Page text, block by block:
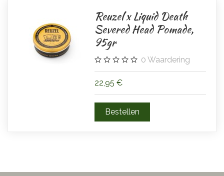
Reuzel x Liquid Death
Severed Head Pomade,
95gr
0 Waardering
22,95 €